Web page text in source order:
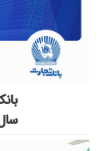
سال 1403 را